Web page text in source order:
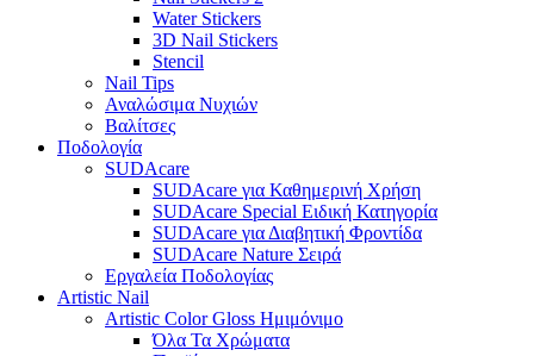
Water Stickers
3D Nail Stickers
Stencil
Nail Tips
Αναλώσιμα Νυχιών
Βαλίτσες
Ποδολογία
SUDAcare
SUDAcare για Καθημερινή Χρήση
SUDAcare Special Ειδική Κατηγορία
SUDAcare για Διαβητική Φροντίδα
SUDAcare Nature Σειρά
Εργαλεία Ποδολογίας
Artistic Nail
Artistic Color Gloss Ημιμόνιμο
Όλα Τα Χρώματα